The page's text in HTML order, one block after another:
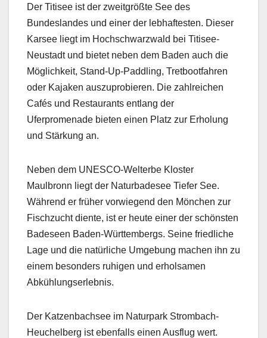
Der Titisee ist der zweitgrößte See des
Bundeslandes und einer der lebhaftesten. Dieser
Karsee liegt im Hochschwarzwald bei Titisee-
Neustadt und bietet neben dem Baden auch die
Möglichkeit, Stand-Up-Paddling, Tretbootfahren
oder Kajaken auszuprobieren. Die zahlreichen
Cafés und Restaurants entlang der
Uferpromenade bieten einen Platz zur Erholung
und Stärkung an.
Neben dem UNESCO-Welterbe Kloster
Maulbronn liegt der Naturbadesee Tiefer See.
Während er früher vorwiegend den Mönchen zur
Fischzucht diente, ist er heute einer der schönsten
Badeseen Baden-Württembergs. Seine friedliche
Lage und die natürliche Umgebung machen ihn zu
einem besonders ruhigen und erholsamen
Abkühlungserlebnis.
Der Katzenbachsee im Naturpark Strombach-
Heuchelberg ist ebenfalls einen Ausflug wert.